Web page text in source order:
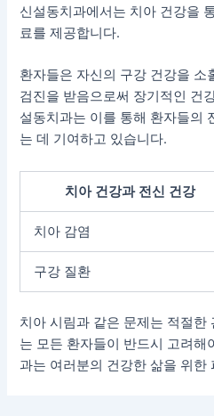
신설동치과에서는 치아 건강을
료를 제공합니다.
환자들은 자신의 구강 건강을 소
검진을 받음으로써 장기적인 건
설동치과는 이를 통해 환자들의
는 데 기여하고 있습니다.
치아 건강과 전신 건강
치아 감염
구강 질환
치아 시림과 같은 문제는 적절한
는 모든 환자들이 반드시 고려해
과는 여러분의 건강한 삶을 위한